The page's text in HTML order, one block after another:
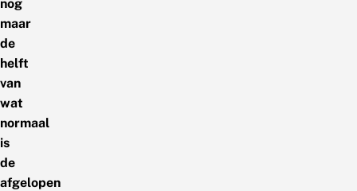
nog
maar
de
helft
van
wat
normaal
is
de
afgelopen